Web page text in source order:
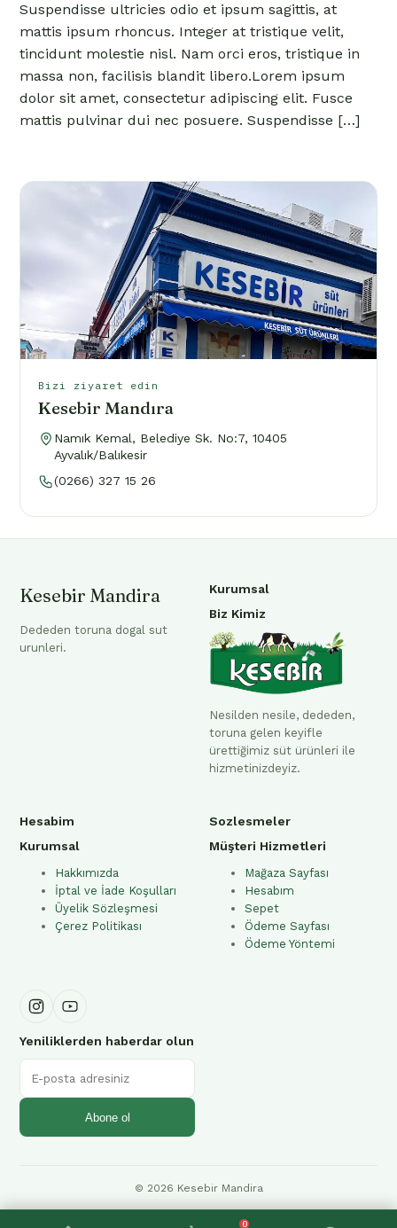
0
Suspendisse ultricies odio et ipsum sagittis, at
mattis ipsum rhoncus. Integer at tristique velit,
tincidunt molestie nisl. Nam orci eros, tristique in
massa non, facilisis blandit libero.Lorem ipsum
dolor sit amet, consectetur adipiscing elit. Fusce
mattis pulvinar dui nec posuere. Suspendisse […]
Bizi ziyaret edin
Kesebir Mandıra
Namık Kemal, Belediye Sk. No:7, 10405
Ayvalık/Balıkesir
(0266) 327 15 26
Kesebir Mandira
Dededen toruna dogal sut
urunleri.
Kurumsal
Biz Kimiz
Nesilden nesile, dededen,
toruna gelen keyifle
ürettiğimiz süt ürünleri ile
hizmetinizdeyiz.
Hesabim
Kurumsal
Hakkımızda
İptal ve İade Koşulları
Üyelik Sözleşmesi
Çerez Politikası
Sozlesmeler
Müşteri Hizmetleri
Mağaza Sayfası
Hesabım
Sepet
Ödeme Sayfası
Ödeme Yöntemi
Yeniliklerden haberdar olun
Abone ol
© 2026 Kesebir Mandira